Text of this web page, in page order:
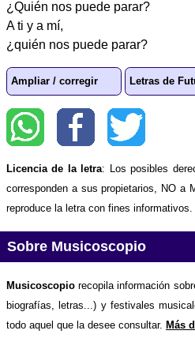
¿Quién nos puede parar?
A ti y a mí,
¿quién nos puede parar?
Ampliar / corregir Letras de
Licencia de la letra: Los posibles
corresponden a sus propietarios, NO a
reproduce la letra con fines informativos.
Sobre Musicoscopio
Musicoscopio recopila información
biografías, letras...) y festivales
todo aquel que la desee consultar. Más